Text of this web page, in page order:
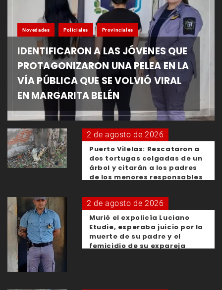
Novedades Policiales Provinciales
IDENTIFICARON A LAS JÓVENES QUE
PROTAGONIZARON UNA PELEA EN LA
VÍA PÚBLICA QUE SE VOLVIÓ VIRAL
EN MARGARITA BELÉN
2 de agosto de 2026
Puerto Vilelas: Rescataron a
dos tortugas colgadas de un
árbol y citarán a los padres
de los menores responsables
2 de agosto de 2026
Murió el expolicía Luciano
Etudie, esperaba juicio por la
muerte de su padre y el
femicidio de su expareja